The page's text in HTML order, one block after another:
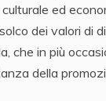
ed
dei valori di
che in più
della